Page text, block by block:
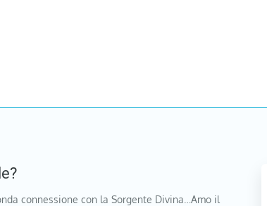
connessione con la Sorgente Divina…Amo il